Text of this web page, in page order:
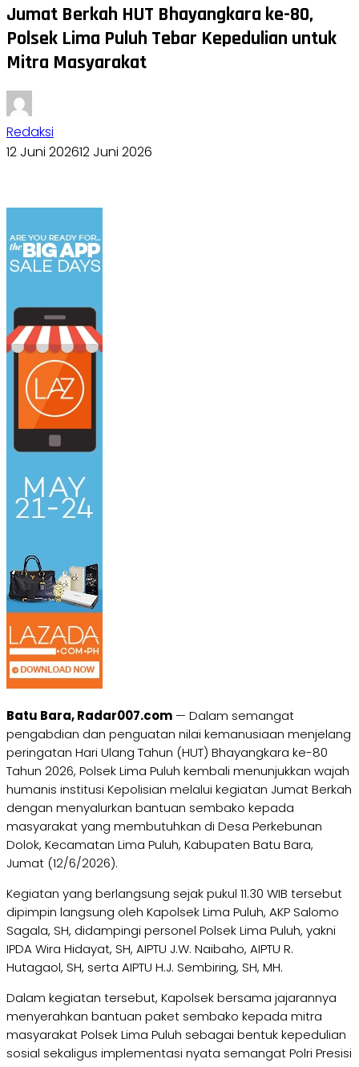
Jumat Berkah HUT Bhayangkara ke-80,
Polsek Lima Puluh Tebar Kepedulian untuk
Mitra Masyarakat
Redaksi
12 Juni 202612 Juni 2026
Batu Bara, Radar007.com — Dalam semangat
pengabdian dan penguatan nilai kemanusiaan menjelang
peringatan Hari Ulang Tahun (HUT) Bhayangkara ke-80
Tahun 2026, Polsek Lima Puluh kembali menunjukkan wajah
humanis institusi Kepolisian melalui kegiatan Jumat Berkah
dengan menyalurkan bantuan sembako kepada
masyarakat yang membutuhkan di Desa Perkebunan
Dolok, Kecamatan Lima Puluh, Kabupaten Batu Bara,
Jumat (12/6/2026).
Kegiatan yang berlangsung sejak pukul 11.30 WIB tersebut
dipimpin langsung oleh Kapolsek Lima Puluh, AKP Salomo
Sagala, SH, didampingi personel Polsek Lima Puluh, yakni
IPDA Wira Hidayat, SH, AIPTU J.W. Naibaho, AIPTU R.
Hutagaol, SH, serta AIPTU H.J. Sembiring, SH, MH.
Dalam kegiatan tersebut, Kapolsek bersama jajarannya
menyerahkan bantuan paket sembako kepada mitra
masyarakat Polsek Lima Puluh sebagai bentuk kepedulian
sosial sekaligus implementasi nyata semangat Polri Presisi